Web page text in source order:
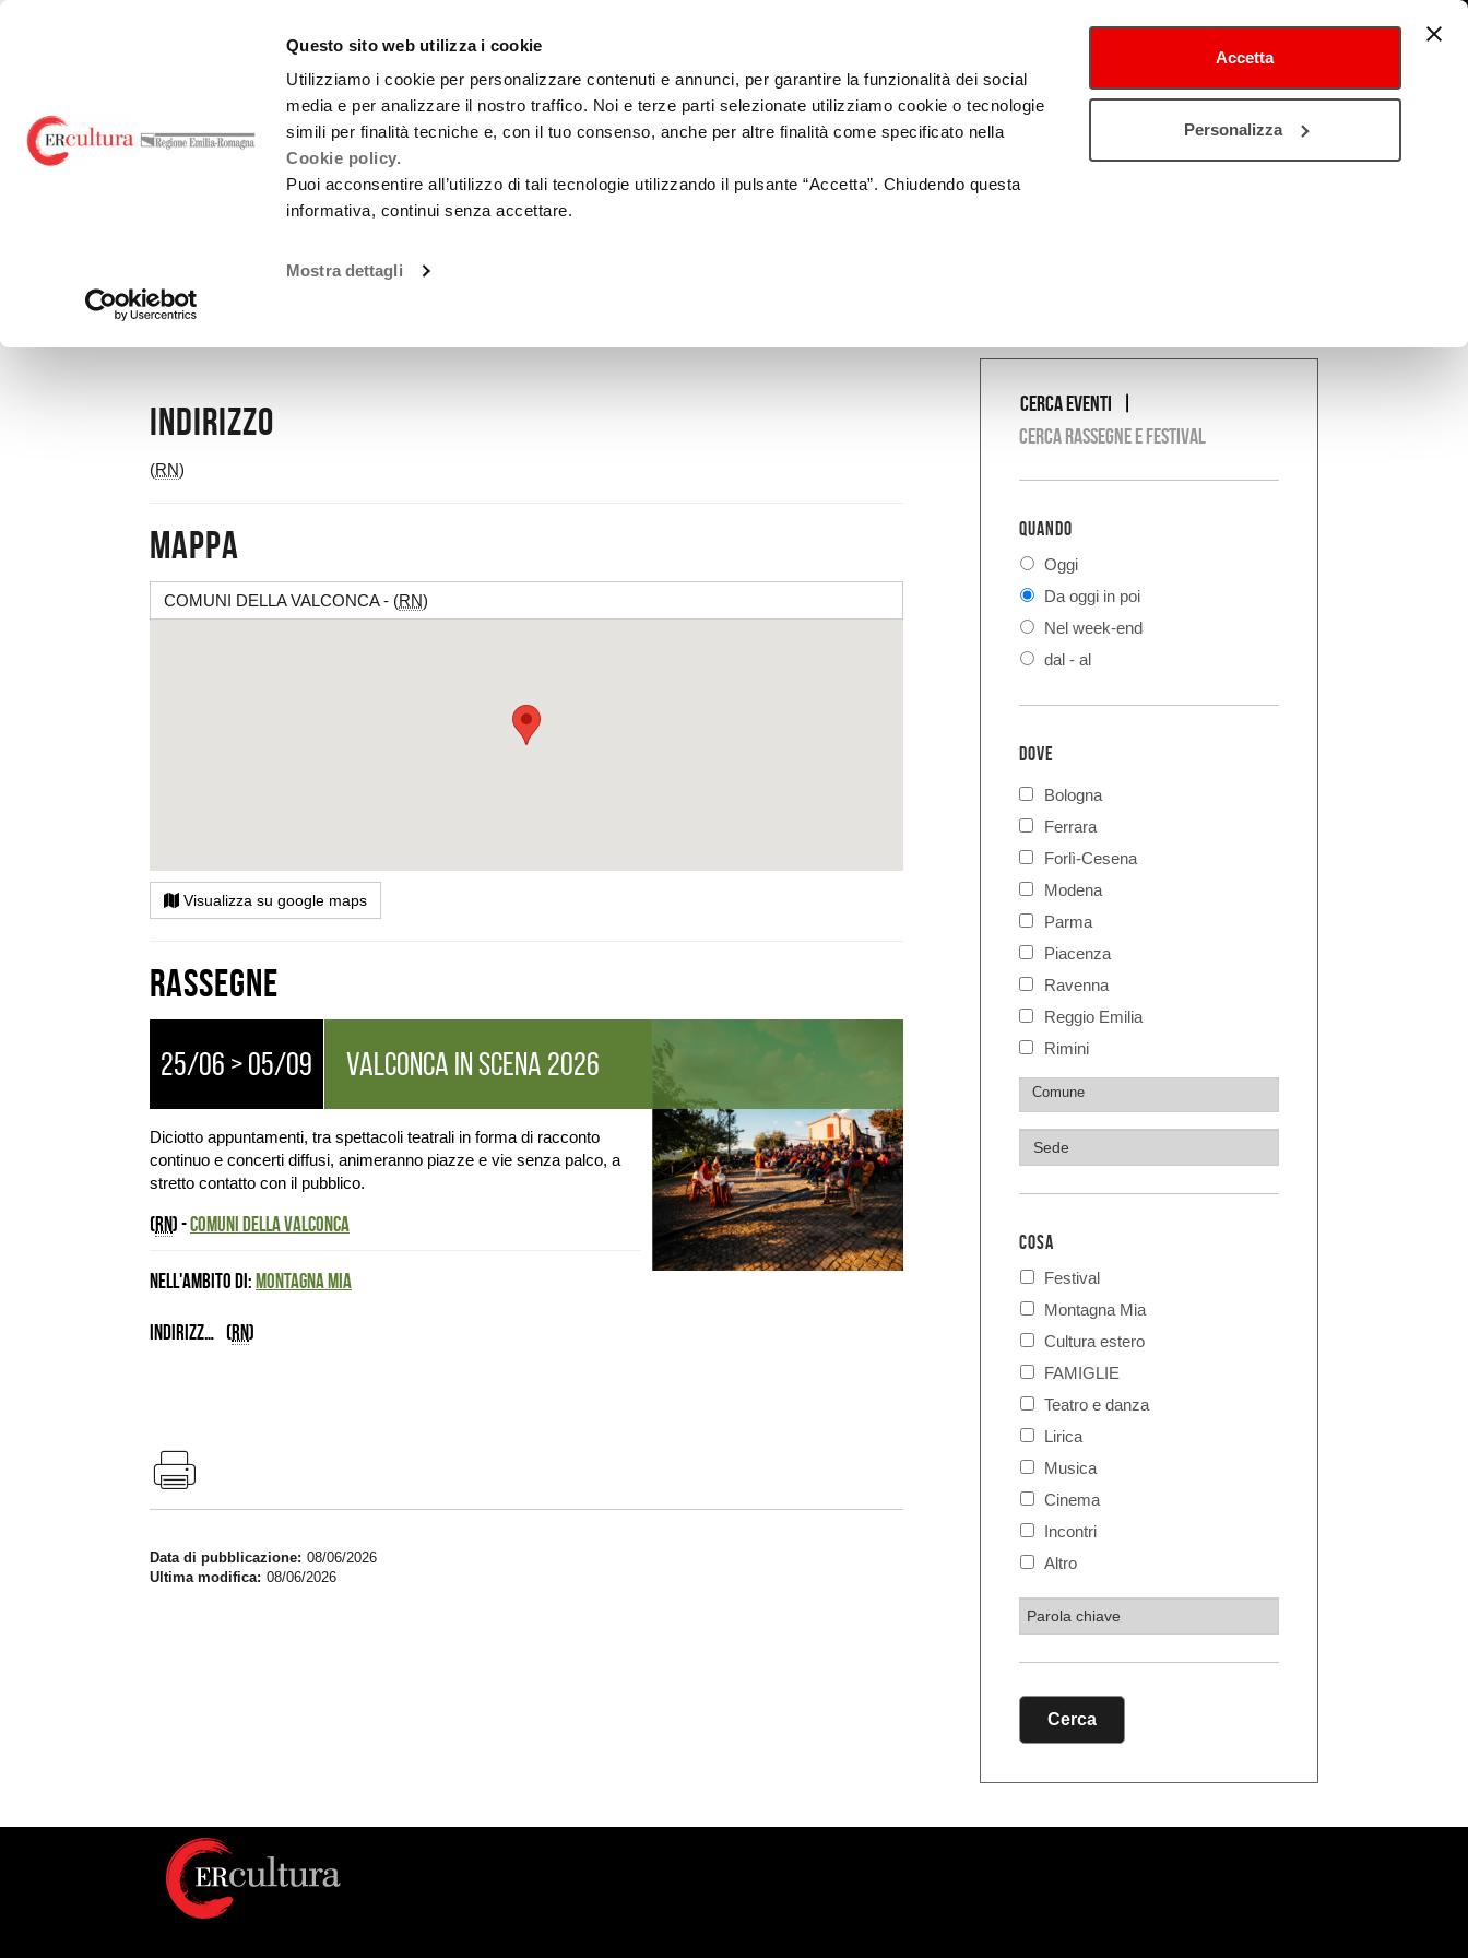
Questo sito web utilizza i cookie
Utilizziamo i cookie per personalizzare contenuti e annunci, per garantire la funzionalità dei social
media e per analizzare il nostro traffico. Noi e terze parti selezionate utilizziamo cookie o tecnologie
simili per finalità tecniche e, con il tuo consenso, anche per altre finalità come specificato nella
Cookie policy.
Puoi acconsentire all’utilizzo di tali tecnologie utilizzando il pulsante “Accetta”. Chiudendo questa
informativa, continui senza accettare.
Mostra dettagli
Accetta
Personalizza
Torna
Cerca
Salta
Salta
emiliaromagnacultura/cartellone
Teatro e danza Lirica Musica Cinema Festival Cultura estero
cura
Cultura
Paesaggio
COMUNI DELLA VALCONCA
Indirizzo
(RN)
Mappa
COMUNI DELLA VALCONCA - (RN)
Visualizza su google maps
Rassegne
25/06 > 05/09 VALCONCA IN SCENA 2026
Diciotto appuntamenti, tra spettacoli teatrali in forma di racconto
continuo e concerti diffusi, animeranno piazze e vie senza palco, a
stretto contatto con il pubblico.
(RN) -COMUNI DELLA VALCONCA
Nell'ambito di: Montagna Mia
Indirizzo (RN)
Data di pubblicazione
08/06/2026
Ultima modifica
08/06/2026
COSA
Cerca eventi
Cerca rassegne e festival
QUANDO
Oggi
Da oggi in poi
Nel week-end
dal - al
DOVE
Bologna
Ferrara
Forlì-Cesena
Modena
Parma
Piacenza
Ravenna
Reggio Emilia
Rimini
COSA
Festival
Montagna Mia
Cultura estero
FAMIGLIE
Teatro e danza
Lirica
Musica
Cinema
Incontri
Altro
Cerca